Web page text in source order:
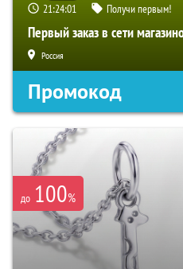
21:24:00 Получи первым!
Первый заказ в сети
Россия
Промокод
до 100%